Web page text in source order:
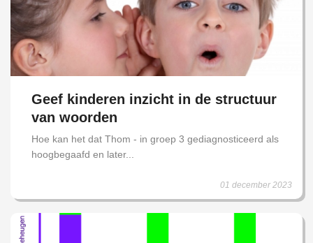
Geef kinderen inzicht in de structuur
van woorden
01 december 2023
Hoe kan het dat Thom - in groep 3 gediagnosticeerd als
hoogbegaafd en later...